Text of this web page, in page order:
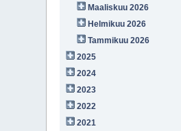
Maaliskuu 2026
Helmikuu 2026
Tammikuu 2026
2025
2024
2023
2022
2021